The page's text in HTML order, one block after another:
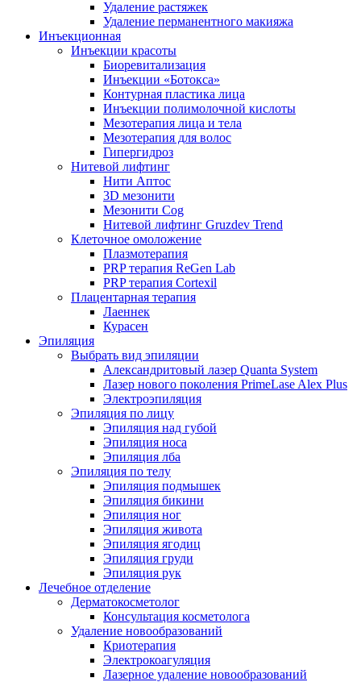
Удаление растяжек
Удаление перманентного макияжа
Инъекционная
Инъекции красоты
Биоревитализация
Инъекции «Ботокса»
Контурная пластика лица
Инъекции полимолочной кислоты
Мезотерапия лица и тела
Мезотерапия для волос
Гипергидроз
Нитевой лифтинг
Нити Аптос
3D мезонити
Мезонити Cog
Нитевой лифтинг Gruzdev Trend
Клеточное омоложение
Плазмотерапия
PRP терапия ReGen Lab
PRP терапия Cortexil
Плацентарная терапия
Лаеннек
Курасен
Эпиляция
Выбрать вид эпиляции
Александритовый лазер Quanta System
Лазер нового поколения PrimeLase Alex Plus
Электроэпиляция
Эпиляция по лицу
Эпиляция над губой
Эпиляция носа
Эпиляция лба
Эпиляция по телу
Эпиляция подмышек
Эпиляция бикини
Эпиляция ног
Эпиляция живота
Эпиляция ягодиц
Эпиляция груди
Эпиляция рук
Лечебное отделение
Дерматокосметолог
Консультация косметолога
Удаление новообразований
Криотерапия
Электрокоагуляция
Лазерное удаление новообразований